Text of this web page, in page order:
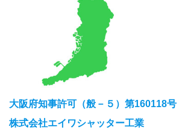
大阪府知事許可（般－５）第160118号
株式会社エイワシャッター工業